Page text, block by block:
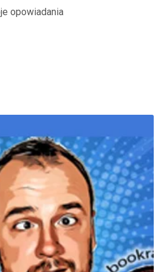
opowiadania